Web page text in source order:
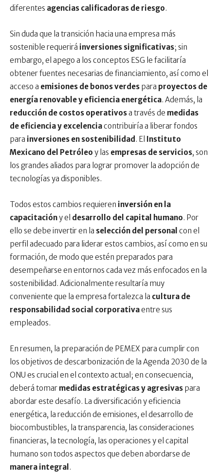
diferentes agencias calificadoras de riesgo.
Sin duda que la transición hacia una empresa más
sostenible requerirá inversiones significativas; sin
embargo, el apego a los conceptos ESG le facilitaría
obtener fuentes necesarias de financiamiento, así como el
acceso a emisiones de bonos verdes para proyectos de
energía renovable y eficiencia energética. Además, la
reducción de costos operativosa través de medidas
de eficiencia y excelenciacontribuiría a liberar fondos
para inversiones en sostenibilidad . El Instituto
Mexicano del Petróleo y las empresas de servicios, son
los grandes aliados para lograr promover la adopción de
tecnologías ya disponibles.
Todos estos cambios requieren inversión en la
capacitacióny el desarrollo del capital humano. Por
ello se debe invertir en la selección del personal con el
perfil adecuado para liderar estos cambios, así como en su
formación, de modo que estén preparados para
desempeñarse en entornos cada vez más enfocados en la
sostenibilidad. Adicionalmente resultaría muy
conveniente que la empresa fortalezca la cultura de
responsabilidad social corporativaentre sus
empleados.
En resumen, la preparación de PEMEX para cumplir con
los objetivos de descarbonización de la Agenda 2030 de la
ONU es crucial en el contexto actual; en consecuencia,
deberá tomar medidas estratégicas y agresivas para
abordar este desafío. La diversificación y eficiencia
energética, la reducción de emisiones, el desarrollo de
biocombustibles, la transparencia, las consideraciones
financieras, la tecnología, las operaciones y el capital
humano son todos aspectos que deben abordarse de
manera integral .